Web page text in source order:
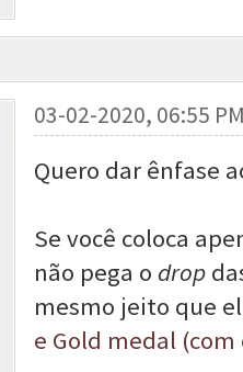
03-02-2020, 06:55
Quero dar ênfase
Se você coloca
não pega o drop
mesmo jeito que
e Gold medal